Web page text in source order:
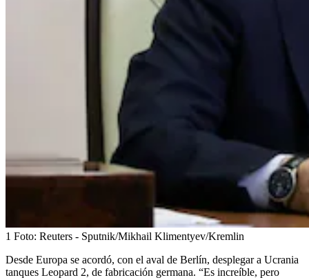
1 Foto: Reuters - Sputnik/Mikhail Klimentyev/Kremlin
Desde Europa se acordó, con el aval de Berlín, desplegar a Ucrania
tanques Leopard 2, de fabricación germana. “Es increíble, pero